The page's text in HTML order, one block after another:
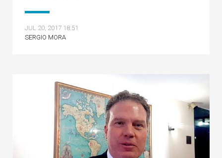
JUL 20, 2017 18:51
SERGIO MORA